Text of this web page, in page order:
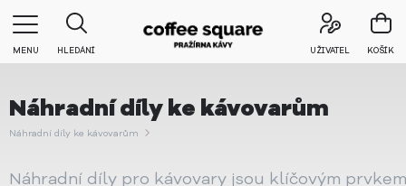
MENU HLEDÁNÍ UŽIVATEL KOŠÍK
Náhradní díly ke kávovarům
Náhradní díly ke kávovarům
Náhradní díly pro kávovary jsou klíčovým